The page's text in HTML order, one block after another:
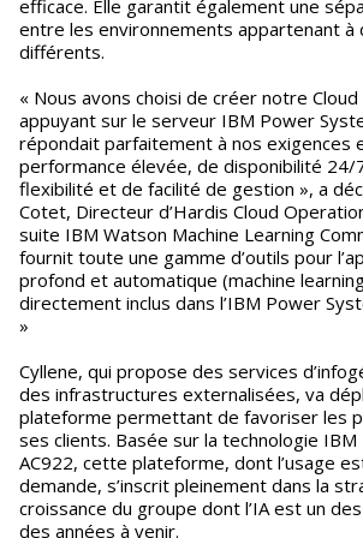
efficace. Elle garantit également une
entre les environnements appartenant à
différents.
« Nous avons choisi de créer notre Cloud
appuyant sur le serveur IBM Power
répondait parfaitement à nos exigences
performance élevée, de disponibilité 24/
flexibilité et de facilité de gestion », a
Cotet, Directeur d’Hardis Cloud
suite IBM Watson Machine Learning
fournit toute une gamme d’outils pour
profond et automatique (machine
directement inclus dans l’IBM Power
»
Cyllene, qui propose des services
des infrastructures externalisées, va
plateforme permettant de favoriser les
ses clients. Basée sur la technologie
AC922, cette plateforme, dont l’usage
demande, s’inscrit pleinement dans la
croissance du groupe dont l’IA est un
des années à venir.